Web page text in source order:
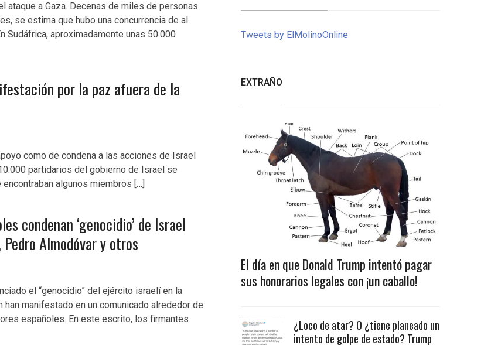
ataque a Gaza. Decenas de miles de personas
se estima que hubo una concurrencia de al
Sudáfrica, aproximadamente unas 50.000
por la paz afuera de la
como de condena a las acciones de Israel
partidarios del gobierno de Israel se
algunos miembros […]
condenan ‘genocidio’ de Israel
Almodóvar y otros
el “genocidio” del ejército israelí en la
han manifestado en un comunicado alrededor de
españoles. En este escrito, los firmantes
Tweets by ElMolinoOnline
EXTRAÑO
El día en que Donald Trump intentó pagar
sus honorarios legales con ¡un caballo!
¿Loco de atar? O ¿tiene planeado un
intento de golpe de estado? Trump